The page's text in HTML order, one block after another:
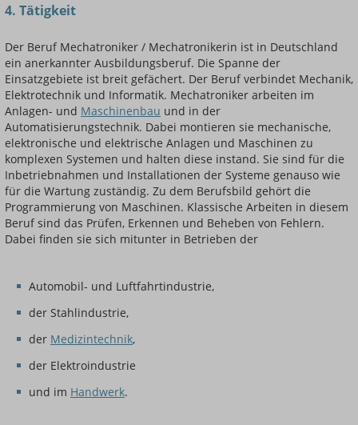
4. Tätigkeit
Der Beruf Mechatroniker / Mechatronikerin ist in Deutschland
ein anerkannter Ausbildungsberuf. Die Spanne der
Einsatzgebiete ist breit gefächert. Der Beruf verbindet Mechanik,
Elektrotechnik und Informatik. Mechatroniker arbeiten im
Anlagen- und Maschinenbau und in der
Automatisierungstechnik. Dabei montieren sie mechanische,
elektronische und elektrische Anlagen und Maschinen zu
komplexen Systemen und halten diese instand. Sie sind für die
Inbetriebnahmen und Installationen der Systeme genauso wie
für die Wartung zuständig. Zu dem Berufsbild gehört die
Programmierung von Maschinen. Klassische Arbeiten in diesem
Beruf sind das Prüfen, Erkennen und Beheben von Fehlern.
Dabei finden sie sich mitunter in Betrieben der
Automobil- und Luftfahrtindustrie,
der Stahlindustrie,
der Medizintechnik,
der Elektroindustrie
und im Handwerk.